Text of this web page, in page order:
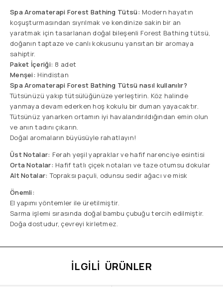
Spa Aromaterapi Forest Bathing Tütsü: Modern hayatın
koşuşturmasından sıyrılmak ve kendinize sakin bir an
yaratmak için tasarlanan doğal bileşenli Forest Bathing tütsü,
doğanın taptaze ve canlı kokusunu yansıtan bir aromaya
sahiptir.
Paket İçeriği: 8 adet
Menşei: Hindistan
Spa Aromaterapi Forest Bathing Tütsü nasıl kullanılır?
Tütsünüzü yakıp tütsülüğünüze yerleştirin. Köz halinde
yanmaya devam ederken hoş kokulu bir duman yayacaktır.
Tütsünüz yanarken ortamın iyi havalandırıldığından emin olun
ve anın tadını çıkarın.
Doğal aromaların büyüsüyle rahatlayın!
Üst Notalar: Ferah yeşil yapraklar ve hafif narenciye esintisi
Orta Notalar: Hafif tatlı çiçek notaları ve taze otumsu dokular
Alt Notalar: Topraksı paçuli, odunsu sedir ağacı ve misk
Önemli:
El yapımı yöntemler ile üretilmiştir.
Sarma işlemi sırasında doğal bambu çubuğu tercih edilmiştir.
Doğa dostudur, çevreyi kirletmez.
İLGILI ÜRÜNLER